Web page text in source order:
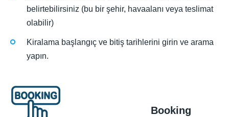
belirtebilirsiniz (bu bir şehir, havaalanı veya teslimat
olabilir)
Kiralama başlangıç ve bitiş tarihlerini girin ve arama
yapın.
Booking